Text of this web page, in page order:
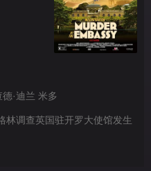
·迪兰 米多
林调查英国驻开罗大使馆发生